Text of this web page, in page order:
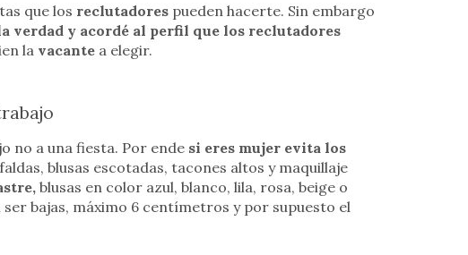
que los reclutadorespueden hacerte. Sin embargo
verdad y acordé al perfil que los reclutadores
la vacantea elegir.
no a una fiesta. Por ende si eres mujer evita los
blusas escotadas, tacones altos y maquillaje
blusas en color azul, blanco, lila, rosa, beige o
ser bajas, máximo 6 centímetros y por supuesto el